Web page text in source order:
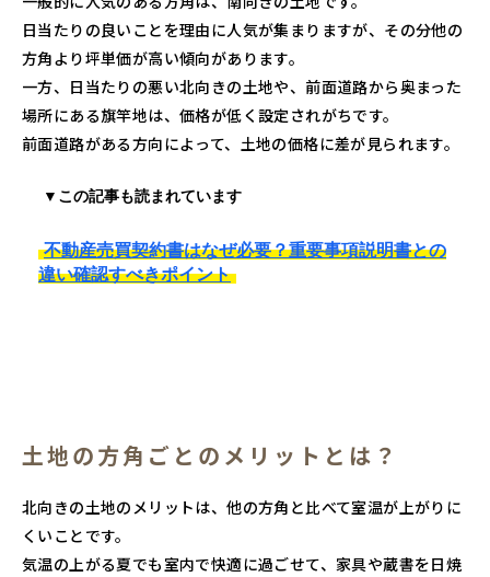
日当たりの良いことを理由に人気が集まりますが、その分他の
方角より坪単価が高い傾向があります。
一方、日当たりの悪い北向きの土地や、前面道路から奥まった
場所にある旗竿地は、価格が低く設定されがちです。
前面道路がある方向によって、土地の価格に差が見られます。
▼この記事も読まれています
不動産売買契約書はなぜ必要？重要事項説明書との
違い確認すべきポイント
土地の方角ごとのメリットとは？
北向きの土地のメリットは、他の方角と比べて室温が上がりに
くいことです。
気温の上がる夏でも室内で快適に過ごせて、家具や蔵書を日焼